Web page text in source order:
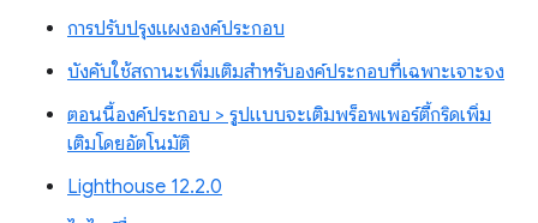
การปรับปรุงแผงองค์ประกอบ
บังคับใช้สถานะเพิ่มเติมสำหรับองค์ประกอบที่เฉพาะเจาะจง
ตอนนี้องค์ประกอบ > รูปแบบจะเติมพร็อพเพอร์ตี้กริดเพิ่ม
เติมโดยอัตโนมัติ
Lighthouse 12.2.0